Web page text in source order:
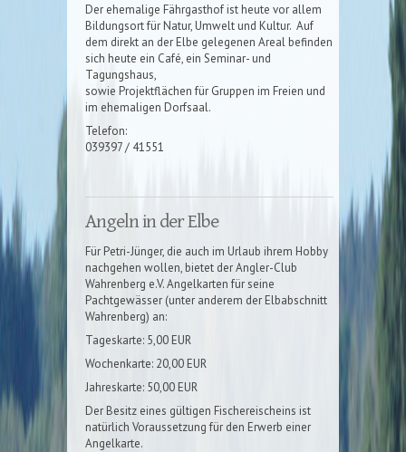
Der ehemalige Fährgasthof ist heute vor allem
Bildungsort für Natur, Umwelt und Kultur. Auf
dem direkt an der Elbe gelegenen Areal befinden
sich heute ein Café, ein Seminar- und
Tagungshaus,
sowie Projektflächen für Gruppen im Freien und
im ehemaligen Dorfsaal.
Telefon:
039397 / 41551
Angeln in der Elbe
Für Petri-Jünger, die auch im Urlaub ihrem Hobby
nachgehen wollen, bietet der Angler-Club
Wahrenberg e.V. Angelkarten für seine
Pachtgewässer (unter anderem der Elbabschnitt
Wahrenberg) an:
Tageskarte: 5,00 EUR
Wochenkarte: 20,00 EUR
Jahreskarte: 50,00 EUR
Der Besitz eines gültigen Fischereischeins ist
natürlich Voraussetzung für den Erwerb einer
Angelkarte.